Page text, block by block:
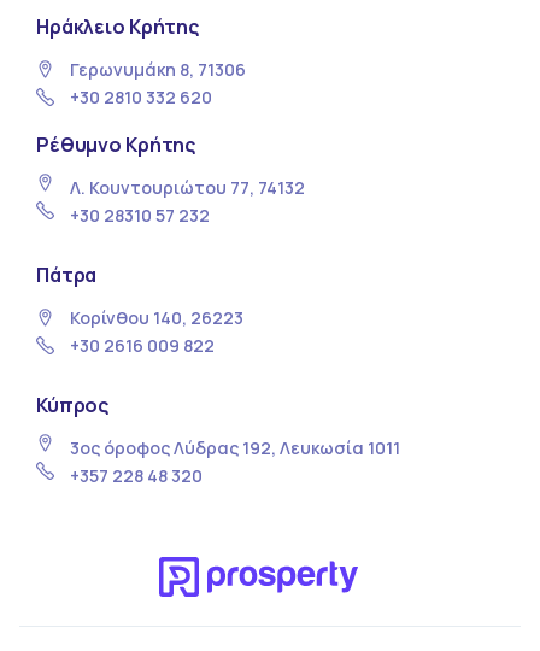
Ηράκλειο Κρήτης
Γερωνυμάκη 8, 71306
+30 2810 332 620
Ρέθυμνο Κρήτης
Λ. Κουντουριώτου 77, 74132
+30 28310 57 232
Πάτρα
Κορίνθου 140, 26223
+30 2616 009 822
Κύπρος
3ος όροφος Λύδρας 192, Λευκωσία 1011
+357 228 48 320